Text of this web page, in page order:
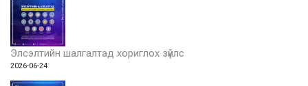
Элсэлтийн шалгалтад хориглох зүйлс
2026-06-24